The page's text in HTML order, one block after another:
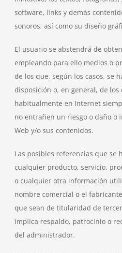
software, links y demás
sonoros, así como su diseño
El usuario se abstendrá de
empleando para ello medios o
de los que, según los casos, se
disposición o, en general, de los
habitualmente en Internet
no entrañen un riesgo o daño o
Web y/o sus contenidos.
Las posibles referencias que se
cualquier producto, servicio,
o cualquier otra información
nombre comercial o el
que sean de titularidad de
implica respaldo, patrocinio o
del administrador.